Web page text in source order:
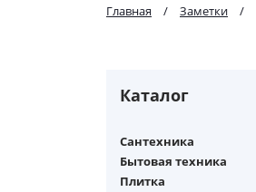
Главная / Заметки /
Каталог
Сантехника
Бытовая техника
Плитка